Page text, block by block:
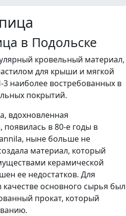
в Подольске
кровельный материал,
для крыши и мягкой
наиболее востребованных в
покрытий.
вдохновленная
в 80-е годы в
ныне больше не
материал, который
керамической
ее недостатков. Для
основного сырья был
прокат, который